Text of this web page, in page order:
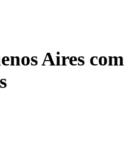
Aires com